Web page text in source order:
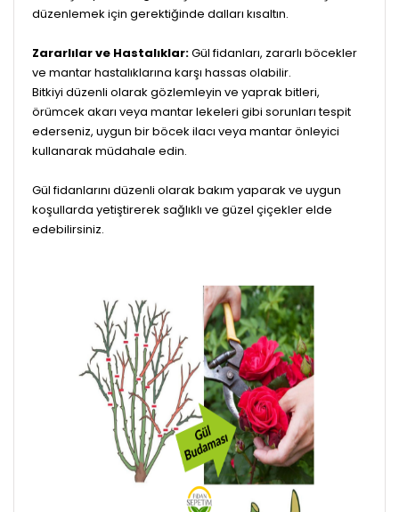
düzenlemek için gerektiğinde dalları kısaltın.
Zararlılar ve Hastalıklar:Gül fidanları, zararlı böcekler
ve mantar hastalıklarına karşı hassas olabilir.
Bitkiyi düzenli olarak gözlemleyin ve yaprak bitleri,
örümcek akarı veya mantar lekeleri gibi sorunları tespit
ederseniz, uygun bir böcek ilacı veya mantar önleyici
kullanarak müdahale edin.
Gül fidanlarını düzenli olarak bakım yaparak ve uygun
koşullarda yetiştirerek sağlıklı ve güzel çiçekler elde
edebilirsiniz.